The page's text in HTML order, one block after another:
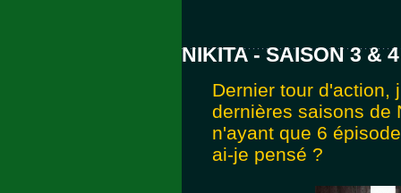
NIKITA - SAISON 3 & 4
Dernier tour d'action,
dernières saisons de
n'ayant que 6
ai-je pensé ?